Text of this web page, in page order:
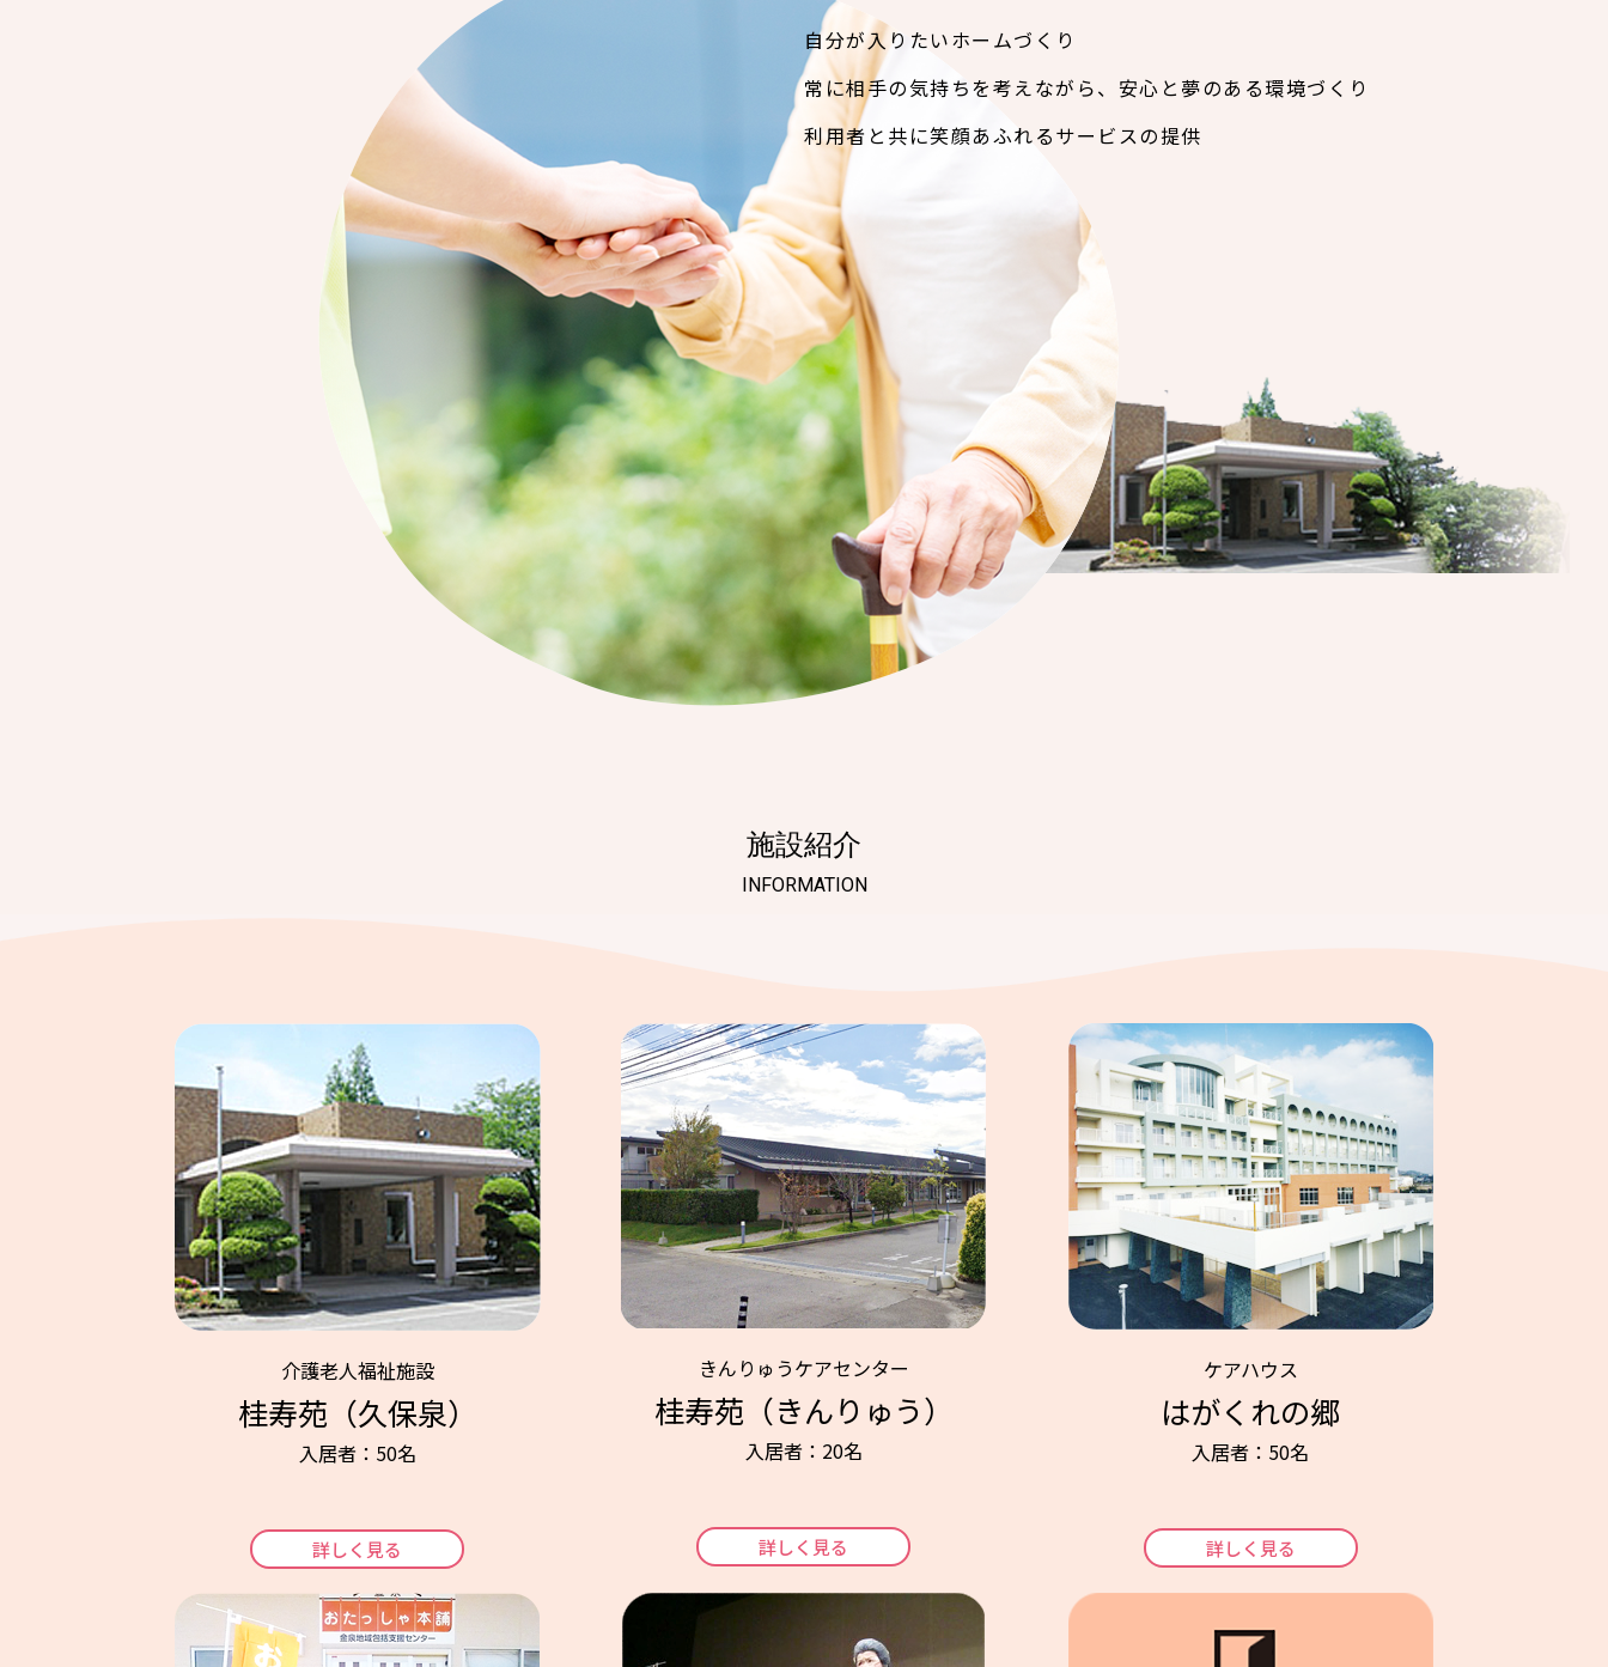
自分が入りたいホームづくり
常に相手の気持ちを考えながら、安心と夢のある環境づくり
利用者と共に笑顔あふれるサービスの提供
施設紹介
INFORMATION
介護老人福祉施設
桂寿苑（久保泉）
入居者：50名
詳しく見る
きんりゅうケアセンター
桂寿苑（きんりゅう）
入居者：20名
詳しく見る
ケアハウス
はがくれの郷
入居者：50名
詳しく見る